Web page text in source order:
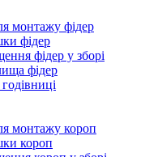
монтажу фідер
фідер
фідер у зборі
фідер
монтажу короп
короп